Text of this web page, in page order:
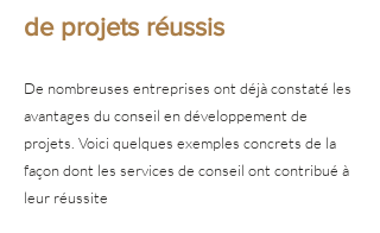
de projets réussis
De nombreuses entreprises ont déjà constaté les
avantages du conseil en développement de
projets. Voici quelques exemples concrets de la
façon dont les services de conseil ont contribué à
leur réussite